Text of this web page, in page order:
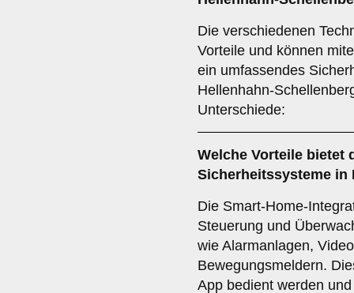
Die verschiedenen
Vorteile und können
ein umfassendes
Hellenhahn-
Unterschiede:
Welche Vorteile bietet
Sicherheitssysteme in
Die Smart-Home-
Steuerung und
wie Alarmanlagen,
Bewegungsmeldern.
App bedient werden